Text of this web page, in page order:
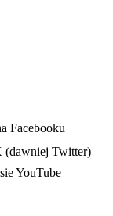
Facebooku
(dawniej Twitter)
YouTube